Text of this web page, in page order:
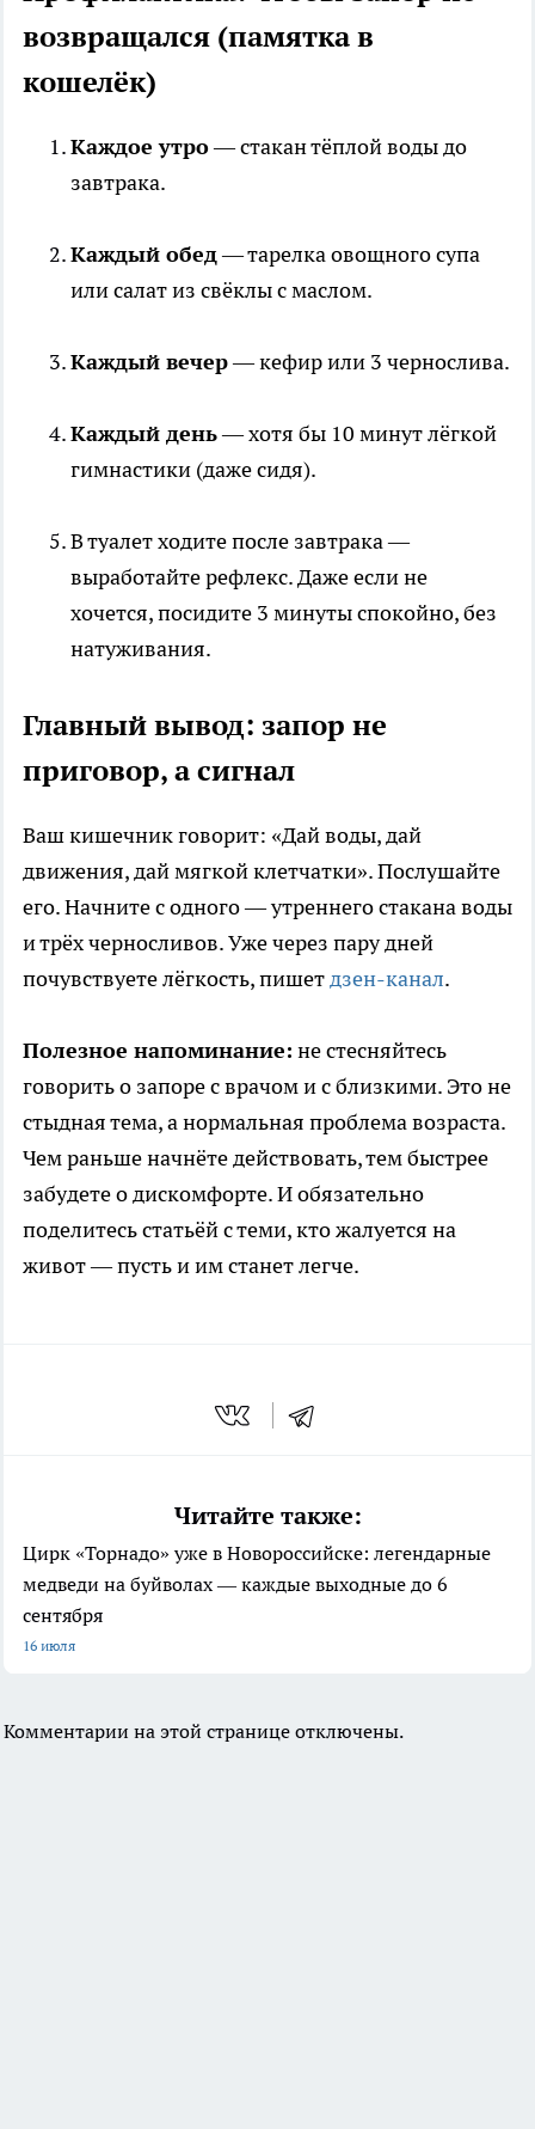
возвращался (памятка в
кошелёк)
Каждое утро— стакан тёплой воды до
завтрака.
Каждый обед— тарелка овощного супа
или салат из свёклы с маслом.
Каждый вечер— кефир или 3 чернослива.
Каждый день— хотя бы 10 минут лёгкой
гимнастики (даже сидя).
В туалет ходите после завтрака —
выработайте рефлекс. Даже если не
хочется, посидите 3 минуты спокойно, без
натуживания.
Главный вывод: запор не
приговор, а сигнал
Ваш кишечник говорит: «Дай воды, дай
движения, дай мягкой клетчатки». Послушайте
его. Начните с одного — утреннего стакана воды
и трёх черносливов. Уже через пару дней
почувствуете лёгкость, пишетдзен-канал.
Полезное напоминание: не стесняйтесь
говорить о запоре с врачом и с близкими. Это не
стыдная тема, а нормальная проблема возраста.
Чем раньше начнёте действовать, тем быстрее
забудете о дискомфорте. И обязательно
поделитесь статьёй с теми, кто жалуется на
живот — пусть и им станет легче.
Читайте также:
Цирк «Торнадо» уже в Новороссийске: легендарные
медведи на буйволах — каждые выходные до 6
сентября
16 июля
Комментарии на этой странице отключены.